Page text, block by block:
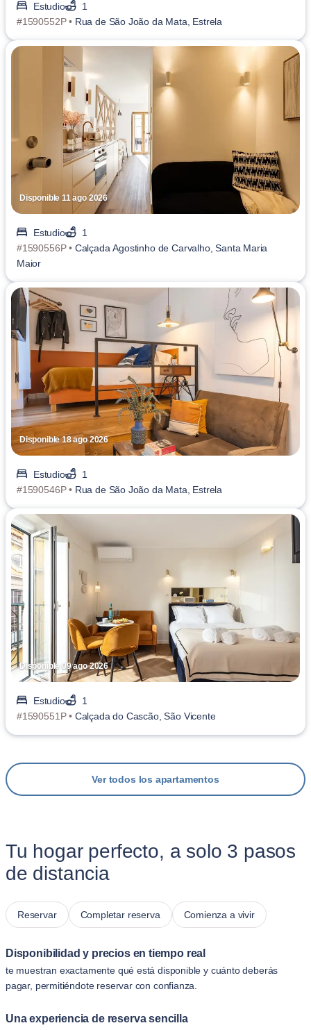
Estudio
1
#1590552P • Rua de São João da Mata, Estrela
Disponible 11 ago 2026
Estudio
1
#1590556P • Calçada Agostinho de Carvalho, Santa Maria
Maior
Disponible 18 ago 2026
Estudio
1
#1590546P • Rua de São João da Mata, Estrela
Disponible 09 ago 2026
Estudio
1
#1590551P • Calçada do Cascão, São Vicente
Ver todos los apartamentos
Tu hogar perfecto, a solo 3 pasos
de distancia
Reservar Completar reserva Comienza a vivir
Disponibilidad y precios en tiempo real
te muestran exactamente qué está disponible y cuánto deberás
pagar, permitiéndote reservar con confianza.
Una experiencia de reserva sencilla